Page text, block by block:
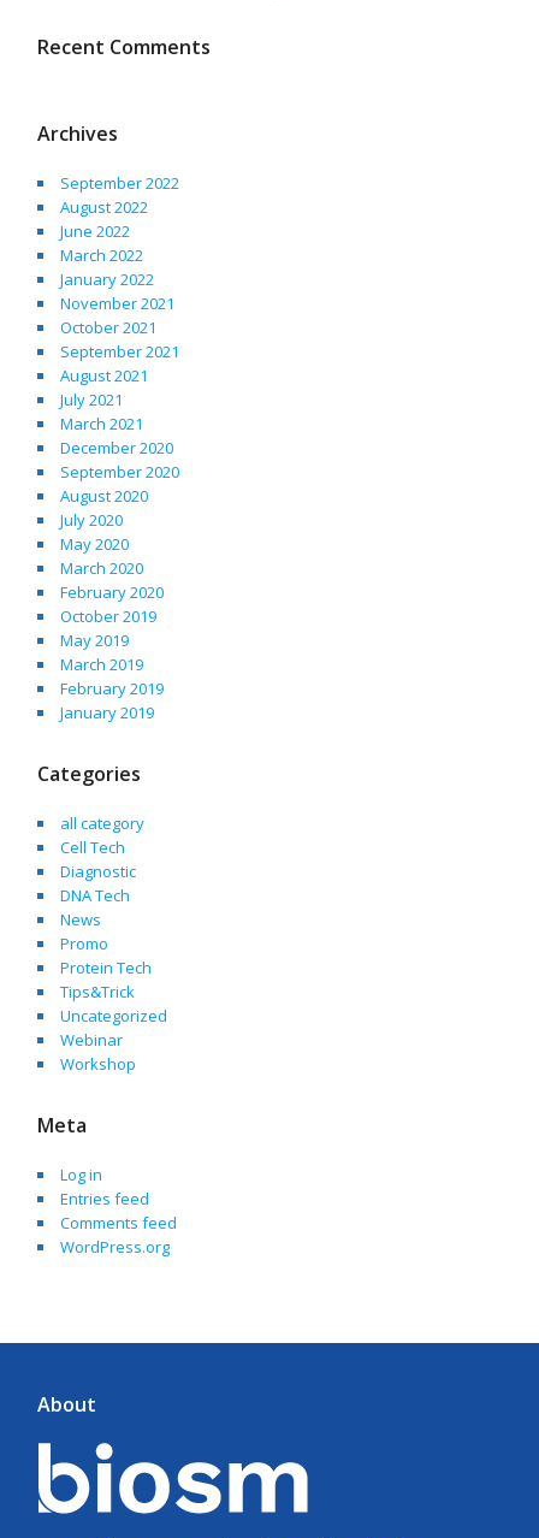
Recent Comments
Archives
September 2022
August 2022
June 2022
March 2022
January 2022
November 2021
October 2021
September 2021
August 2021
July 2021
March 2021
December 2020
September 2020
August 2020
July 2020
May 2020
March 2020
February 2020
October 2019
May 2019
March 2019
February 2019
January 2019
Categories
all category
Cell Tech
Diagnostic
DNA Tech
News
Promo
Protein Tech
Tips&Trick
Uncategorized
Webinar
Workshop
Meta
Log in
Entries feed
Comments feed
WordPress.org
About